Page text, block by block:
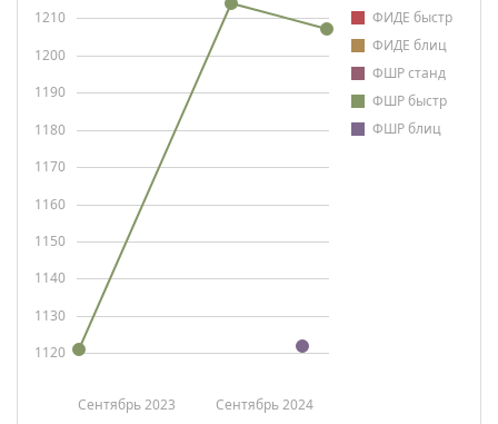
ФИДЕ быстр
ФИДЕ блиц
ФШР станд
ФШР быстр
ФШР блиц
Сентябрь 2023 Сентябрь 2024
1120
1130
1140
1150
1160
1170
1180
1190
1200
1210